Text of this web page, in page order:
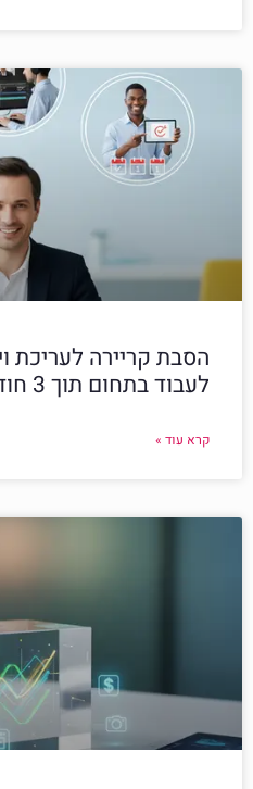
הסבת קריירה לעריכת
לעבוד בתחום תוך 3 חודשים בלבד?
קרא עוד »